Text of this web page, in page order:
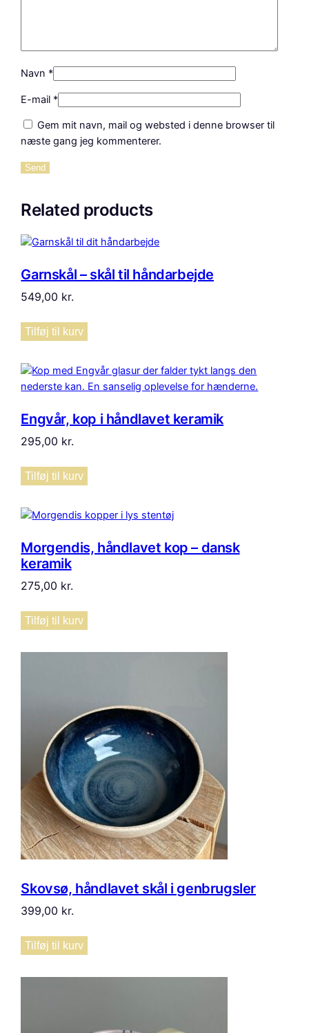
Navn *
E-mail *
Gem mit navn, mail og websted i denne browser til
næste gang jeg kommenterer.
Related products
Garnskål – skål til håndarbejde
549,00 kr.
Tilføj til kurv
Engvår, kop i håndlavet keramik
295,00 kr.
Tilføj til kurv
Morgendis, håndlavet kop – dansk
keramik
275,00 kr.
Tilføj til kurv
Skovsø, håndlavet skål i genbrugsler
399,00 kr.
Tilføj til kurv